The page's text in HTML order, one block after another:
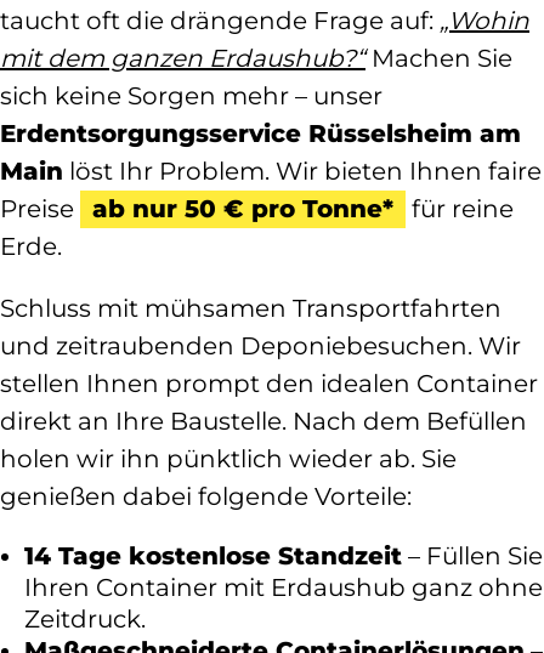
taucht oft die drängende Frage auf: „Wohin
mit dem ganzen Erdaushub?“Machen Sie
sich keine Sorgen mehr – unser
Erdentsorgungsservice Rüsselsheim am
Main löst Ihr Problem. Wir bieten Ihnen faire
Preise
ab nur 50 € pro Tonne*
für reine
Erde.
Schluss mit mühsamen Transportfahrten
und zeitraubenden Deponiebesuchen. Wir
stellen Ihnen prompt den idealen Container
direkt an Ihre Baustelle. Nach dem Befüllen
holen wir ihn pünktlich wieder ab. Sie
genießen dabei folgende Vorteile:
14 Tage kostenlose Standzeit – Füllen Sie
Ihren Container mit Erdaushub ganz ohne
Zeitdruck.